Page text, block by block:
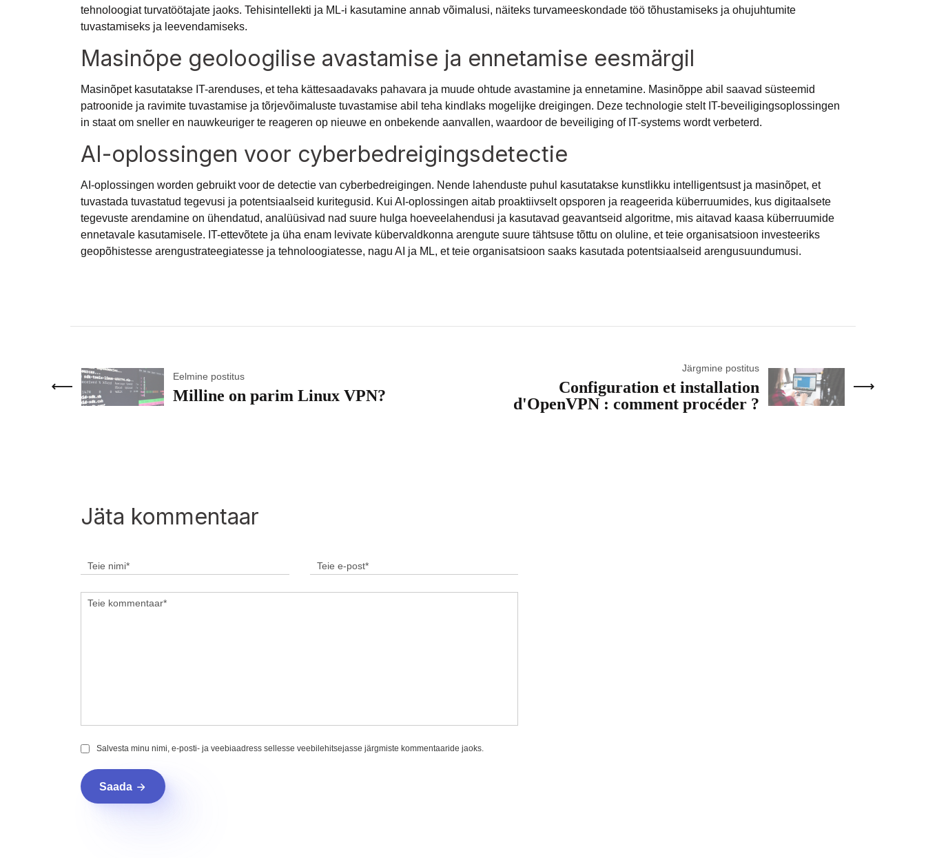
tehnoloogiat turvatöötajate jaoks. Tehisintellekti ja ML-i kasutamine annab võimalusi, näiteks turvameeskondade töö tõhustamiseks ja ohujuhtumite
tuvastamiseks ja leevendamiseks.
Masinõpe geoloogilise avastamise ja ennetamise eesmärgil
Masinõpet kasutatakse IT-arenduses, et teha kättesaadavaks pahavara ja muude ohtude avastamine ja ennetamine. Masinõppe abil saavad süsteemid
patroonide ja ravimite tuvastamise ja tõrjevõimaluste tuvastamise abil teha kindlaks mogelijke dreigingen. Deze technologie stelt IT-beveiligingsoplossingen
in staat om sneller en nauwkeuriger te reageren op nieuwe en onbekende aanvallen, waardoor de beveiliging of IT-systems wordt verbeterd.
AI-oplossingen voor cyberbedreigingsdetectie
AI-oplossingen worden gebruikt voor de detectie van cyberbedreigingen. Nende lahenduste puhul kasutatakse kunstlikku intelligentsust ja masinõpet, et
tuvastada tuvastatud tegevusi ja potentsiaalseid kuritegusid. Kui AI-oplossingen aitab proaktiivselt opsporen ja reageerida küberruumides, kus digitaalsete
tegevuste arendamine on ühendatud, analüüsivad nad suure hulga hoeveelahendusi ja kasutavad geavantseid algoritme, mis aitavad kaasa küberruumide
ennetavale kasutamisele. IT-ettevõtete ja üha enam levivate kübervaldkonna arengute suure tähtsuse tõttu on oluline, et teie organisatsioon investeeriks
geopõhistesse arengustrateegiatesse ja tehnoloogiatesse, nagu AI ja ML, et teie organisatsioon saaks kasutada potentsiaalseid arengusuundumusi.
Eelmine postitus
Milline on parim Linux VPN?
Järgmine postitus
Configuration et installation
d'OpenVPN : comment procéder ?
Jäta kommentaar
Salvesta minu nimi, e-posti- ja veebiaadress sellesse veebilehitsejasse järgmiste kommentaaride jaoks.
Saada